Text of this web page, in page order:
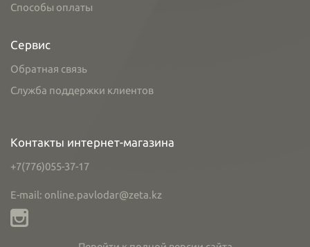
Способы оплаты
Сервис
Обратная связь
Служба поддержки клиентов
Контакты интернет-магазина
+7(776)055-37-17
E-mail: online.pavlodar@zeta.kz